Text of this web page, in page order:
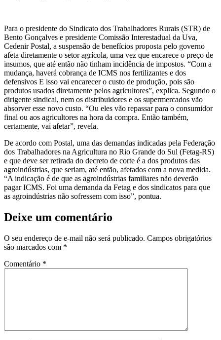
Para o presidente do Sindicato dos Trabalhadores Rurais (STR) de
Bento Gonçalves e presidente Comissão Interestadual da Uva,
Cedenir Postal, a suspensão de benefícios proposta pelo governo
afeta diretamente o setor agrícola, uma vez que encarece o preço de
insumos, que até então não tinham incidência de impostos. “Com a
mudança, haverá cobrança de ICMS nos fertilizantes e dos
defensivos E isso vai encarecer o custo de produção, pois são
produtos usados diretamente pelos agricultores”, explica. Segundo o
dirigente sindical, nem os distribuidores e os supermercados vão
absorver esse novo custo. “Ou eles vão repassar para o consumidor
final ou aos agricultores na hora da compra. Então também,
certamente, vai afetar”, revela.
De acordo com Postal, uma das demandas indicadas pela Federação
dos Trabalhadores na Agricultura no Rio Grande do Sul (Fetag-RS)
e que deve ser retirada do decreto de corte é a dos produtos das
agroindústrias, que seriam, até então, afetados com a nova medida.
“A indicação é de que as agroindústrias familiares não deverão
pagar ICMS. Foi uma demanda da Fetag e dos sindicatos para que
as agroindústrias não sofressem com isso”, pontua.
Deixe um comentário
O seu endereço de e-mail não será publicado. Campos obrigatórios
são marcados com *
Comentário *